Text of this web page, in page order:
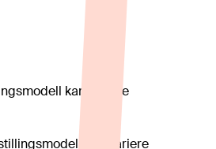
kan variere
kan variere